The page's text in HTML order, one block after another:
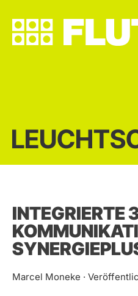
INTEGRIERTE
Marcel Moneke ·